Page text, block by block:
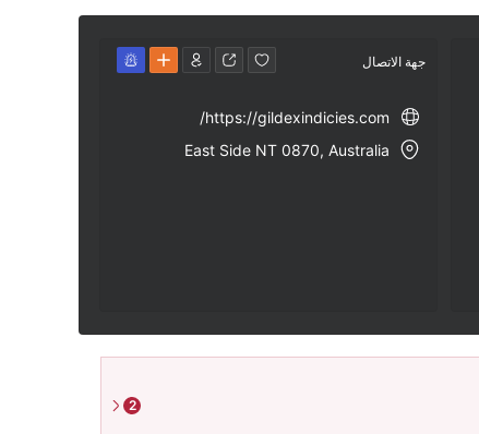
جهة الاتصال
https://gildexindicies.com/
East Side NT 0870, Australia
2